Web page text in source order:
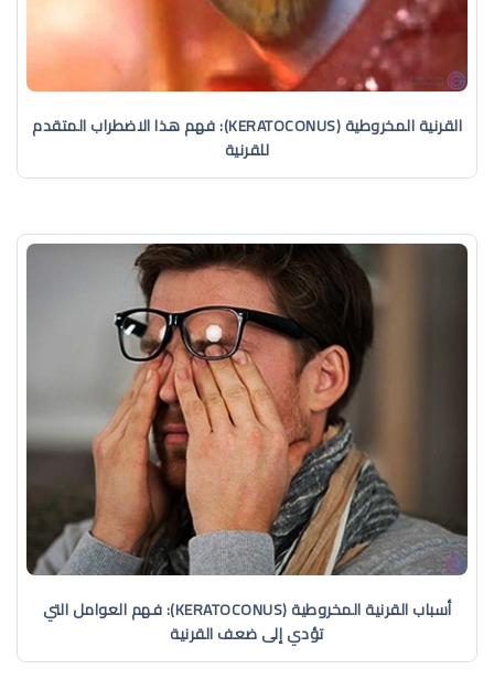
القرنية المخروطية (KERATOCONUS): فهم هذا الاضطراب المتقدم
للقرنية
أسباب القرنية المخروطية (KERATOCONUS): فهم العوامل التي
تؤدي إلى ضعف القرنية